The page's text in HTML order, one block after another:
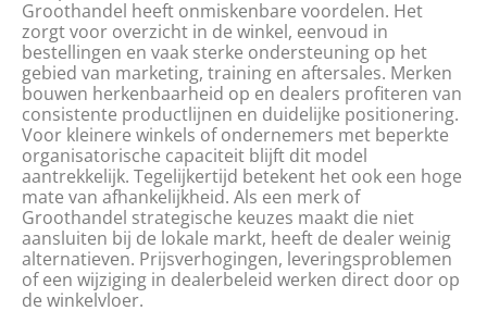
Groothandel heeft onmiskenbare voordelen. Het
zorgt voor overzicht in de winkel, eenvoud in
bestellingen en vaak sterke ondersteuning op het
gebied van marketing, training en aftersales. Merken
bouwen herkenbaarheid op en dealers profiteren van
consistente productlijnen en duidelijke positionering.
Voor kleinere winkels of ondernemers met beperkte
organisatorische capaciteit blijft dit model
aantrekkelijk. Tegelijkertijd betekent het ook een hoge
mate van afhankelijkheid. Als een merk of
Groothandel strategische keuzes maakt die niet
aansluiten bij de lokale markt, heeft de dealer weinig
alternatieven. Prijsverhogingen, leveringsproblemen
of een wijziging in dealerbeleid werken direct door op
de winkelvloer.